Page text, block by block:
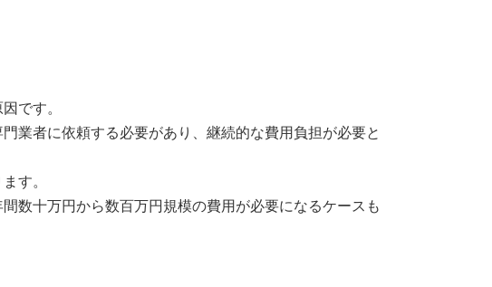
です。
業者に依頼する必要があり、継続的な費用負担が必要と
す。
数十万円から数百万円規模の費用が必要になるケースも